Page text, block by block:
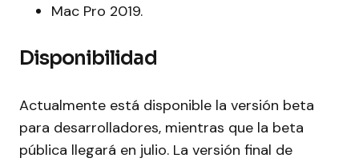
Mac Pro 2019.
Disponibilidad
Actualmente está disponible la versión beta
para desarrolladores, mientras que la beta
pública llegará en julio. La versión final de